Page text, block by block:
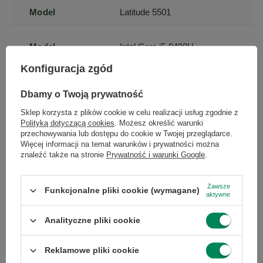
Model Latitude 5501
Model
Intel Core i5-9400H
Przekątna
15.6
Rozdzielczość
(px)
1920 x 1080
matrycy
Dołącz do newslettera Green
Computers
Zgarnij jako pierwszy informacje o zniżkach i
rabatach w naszym sklepie!
lub zadzwoń od razu, aby odebrać
przy zamówieniu telefonicznym
50 zł rabatu!
Rabat 50 zł przy zamówieniach powyżej 300 zł. Oferta
jednorazowa, nie łączy się z innymi promocjami i nie
obejmuje zamówień hurtowych.
Konfiguracja zgód
Dbamy o Twoją prywatność
Sklep korzysta z plików cookie w celu realizacji usług zgodnie z
Polityką dotyczącą cookies. Możesz określić warunki
przechowywania lub dostępu do cookie w Twojej przeglądarce.
Więcej informacji na temat warunków i prywatności można
znaleźć także na stronie Prywatność i warunki Google.
Funkcjonalne pliki cookie (wymagane)
Zawsze
aktywne
Analityczne pliki cookie
Reklamowe pliki cookie